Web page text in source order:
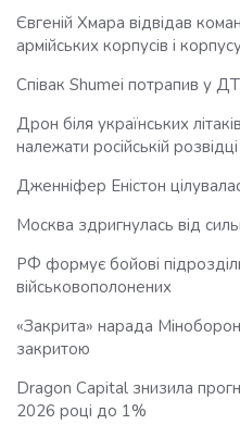
Євгеній Хмара відвідав
армійських корпусів і
Співак Shumei потрапив у
Дрон біля українських
належати російській розвідці
Дженніфер Еністон
Москва здригнулась від
РФ формує бойові
військовополонених
«Закрита» нарада
закритою
Dragon Capital знизила
2026 році до 1%